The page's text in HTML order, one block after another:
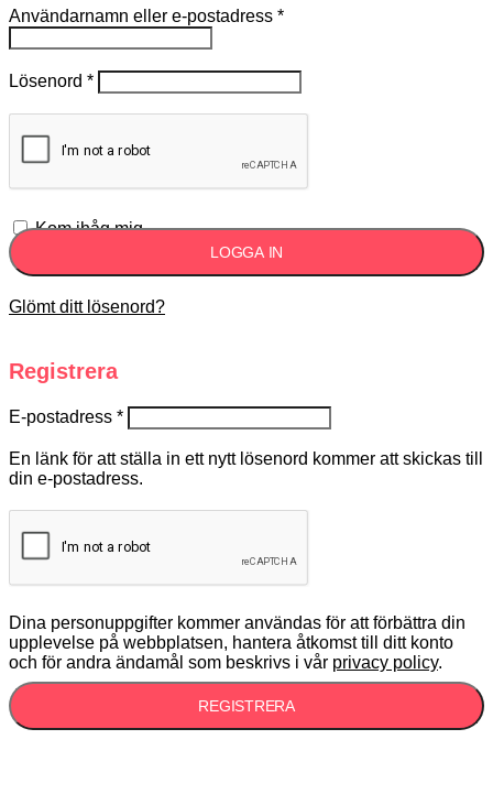
Användarnamn eller e-postadress *
Lösenord *
Kom ihåg mig
LOGGA IN
Glömt ditt lösenord?
Registrera
E-postadress *
En länk för att ställa in ett nytt lösenord kommer att skickas till
din e-postadress.
Dina personuppgifter kommer användas för att förbättra din
upplevelse på webbplatsen, hantera åtkomst till ditt konto
och för andra ändamål som beskrivs i vår privacy policy.
REGISTRERA